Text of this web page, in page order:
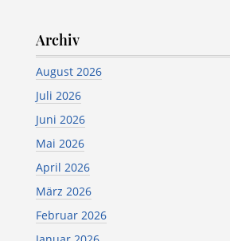
Archiv
August 2026
Juli 2026
Juni 2026
Mai 2026
April 2026
März 2026
Februar 2026